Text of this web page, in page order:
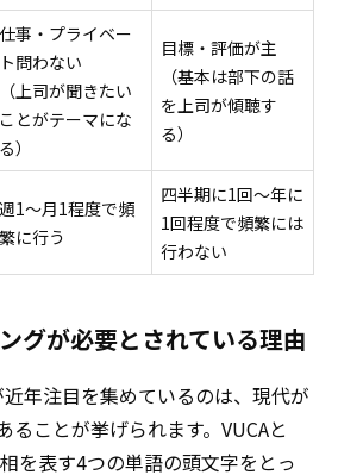
仕事・プライベー
ト問わない
（上司が聞きたい
ことがテーマにな
る）
目標・評価が主
（基本は部下の話
を上司が傾聴す
る）
週1〜月1程度で頻
繁に行う
四半期に1回〜年に
1回程度で頻繁には
行わない
グが必要とされている理由
年注目を集めているのは、現代が
ることが挙げられます。VUCAと
を表す4つの単語の頭文字をとっ